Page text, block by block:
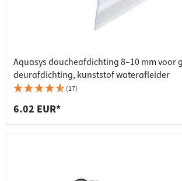
Aquasys doucheafdichting 8–10 mm voor
deurafdichting, kunststof waterafleider
(17)
6.02 EUR*